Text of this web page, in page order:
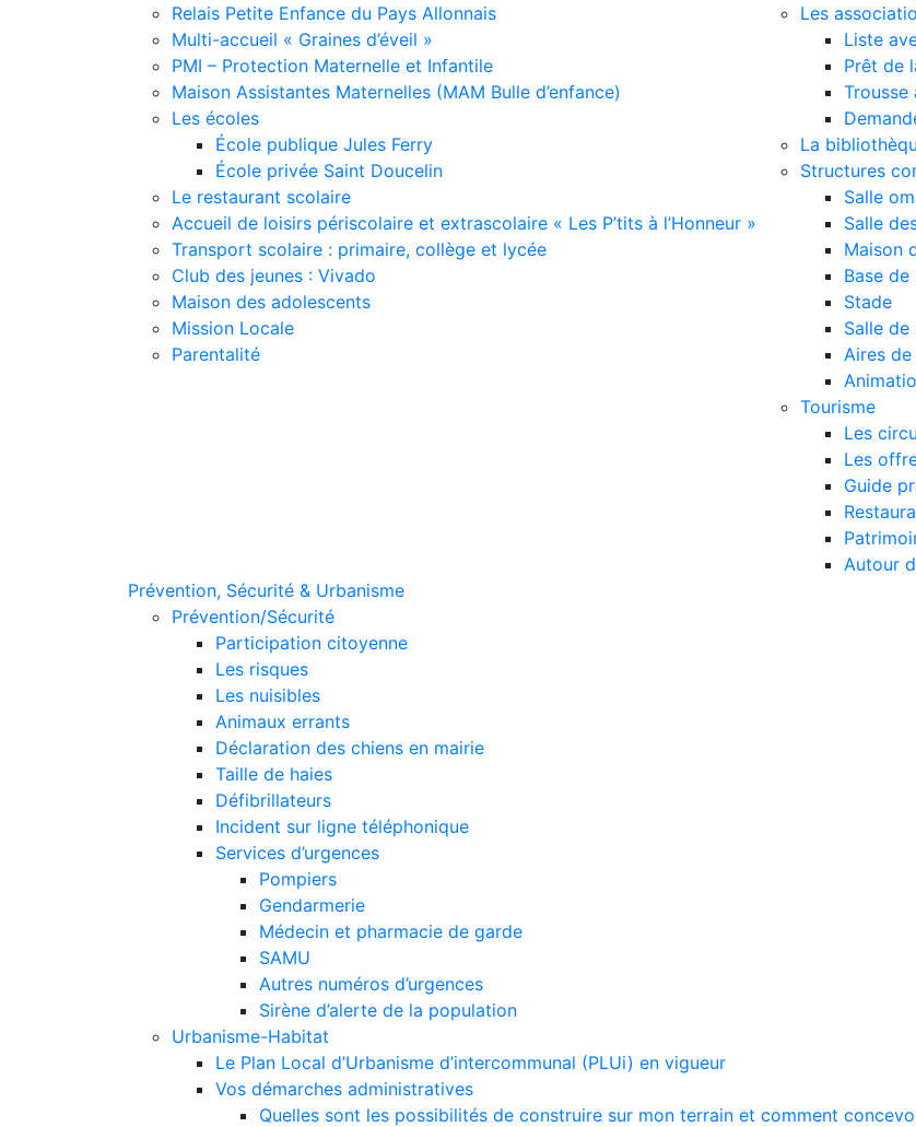
Relais Petite Enfance du Pays Allonnais
Multi-accueil « Graines d’éveil »
PMI – Protection Maternelle et Infantile
Maison Assistantes Maternelles (MAM Bulle d’enfance)
Les écoles
École publique Jules Ferry
École privée Saint Doucelin
Le restaurant scolaire
Accueil de loisirs périscolaire et extrascolaire « Les P’tits à l’Honneur »
Transport scolaire : primaire, collège et lycée
Club des jeunes : Vivado
Maison des adolescents
Mission Locale
Parentalité
Les
Liste
Prêt de
Trousse
La
Structures
Salle
Salle
Maison
Base
Stade
Salle
Aires
Tourisme
Les
Les
Guide
Autour
Prévention, Sécurité & Urbanisme
Prévention/Sécurité
Participation citoyenne
Les risques
Les nuisibles
Animaux errants
Déclaration des chiens en mairie
Taille de haies
Défibrillateurs
Incident sur ligne téléphonique
Services d’urgences
Pompiers
Gendarmerie
Médecin et pharmacie de garde
SAMU
Autres numéros d’urgences
Sirène d’alerte de la population
Urbanisme-Habitat
Le Plan Local d’Urbanisme d’intercommunal (PLUi) en vigueur
Vos démarches administratives
Quelles sont les possibilités de construire sur mon terrain et comment